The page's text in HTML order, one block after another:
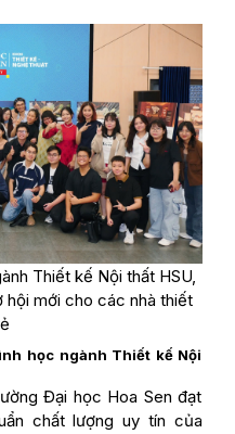
Thiết kế Nội thất HSU,
hội mới cho các nhà thiết
học ngành Thiết kế Nội
Đại học Hoa Sen đạt
chất lượng uy tín của